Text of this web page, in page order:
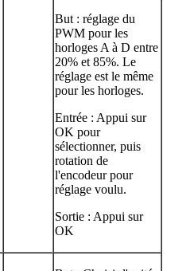
But : réglage du
PWM pour les
horloges A à D entre
20% et 85%. Le
réglage est le même
pour les horloges.
Entrée : Appui sur
OK pour
sélectionner, puis
rotation de
l'encodeur pour
réglage voulu.
Sortie : Appui sur
OK